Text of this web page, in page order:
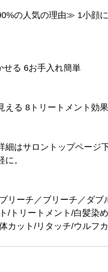
の人気の理由≫ 1小顔
せる 6お手入れ簡単
える 8トリートメント効
細はサロントップペー
。
リーチ／ブリーチ／ダ
/トリートメント/白髪染
カット/リタッチ/ウルフ